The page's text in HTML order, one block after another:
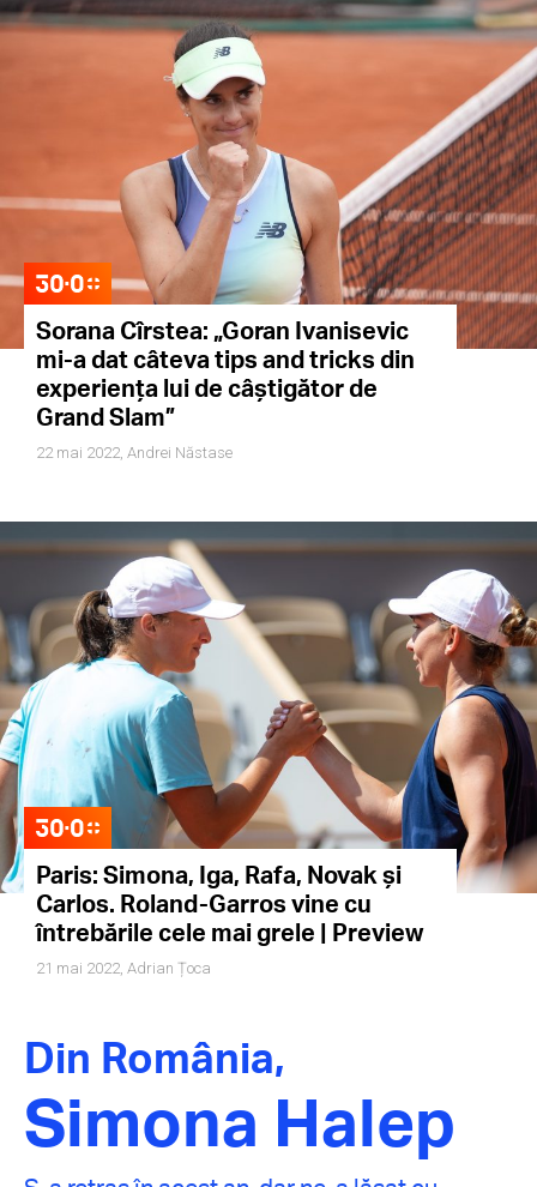
Sorana Cîrstea: „Goran Ivanisevic
mi-a dat câteva tips and tricks din
experiența lui de câștigător de
Grand Slam”
22 mai 2022, Andrei Năstase
Paris: Simona, Iga, Rafa, Novak și
Carlos. Roland-Garros vine cu
întrebările cele mai grele | Preview
21 mai 2022, Adrian Țoca
Din România,
Simona Halep